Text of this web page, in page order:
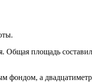
Общая площадь
фондом, а